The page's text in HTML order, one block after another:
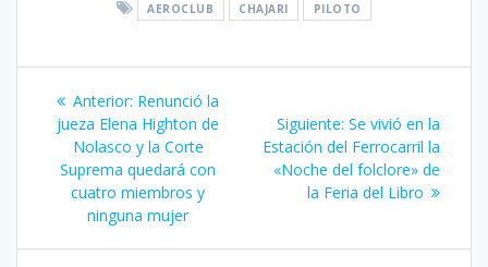
AEROCLUB CHAJARI PILOTO
Navegación
de
entradas
Anterior: Entrada
anterior:
Renunció la
jueza Elena Highton de
Nolasco y la Corte
Suprema quedará con
cuatro miembros y
ninguna mujer
Siguiente: Siguiente
entrada:
Se vivió en la
Estación del Ferrocarril la
«Noche del folclore» de
la Feria del Libro